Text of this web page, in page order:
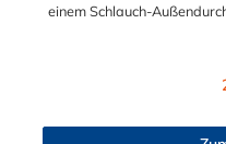
einem Schlauch-